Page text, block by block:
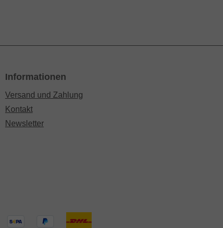
Informationen
Versand und Zahlung
Kontakt
Newsletter